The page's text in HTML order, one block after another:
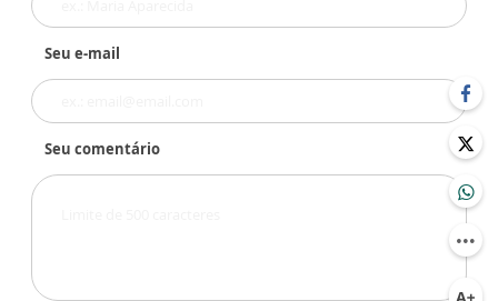
Seu e-mail
Seu comentário